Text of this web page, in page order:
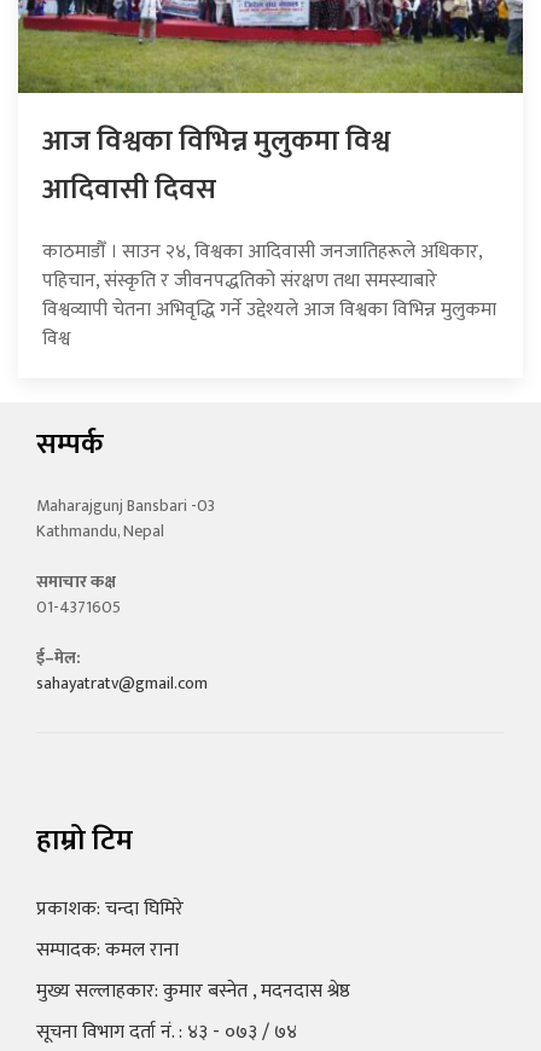
आज विश्वका विभिन्न मुलुकमा विश्व
आदिवासी दिवस
काठमाडौँ । साउन २४, विश्वका आदिवासी जनजातिहरूले अधिकार,
पहिचान, संस्कृति र जीवनपद्धतिको संरक्षण तथा समस्याबारे
विश्वव्यापी चेतना अभिवृद्धि गर्ने उद्देश्यले आज विश्वका विभिन्न मुलुकमा
विश्व
सम्पर्क
Maharajgunj Bansbari -03
Kathmandu, Nepal
समाचार कक्ष
01-4371605
ई–मेल:
sahayatratv@gmail.com
हाम्रो टिम
प्रकाशक: चन्दा घिमिरे
सम्पादक: कमल राना
मुख्य सल्लाहकार: कुमार बस्नेत , मदनदास श्रेष्ठ
सूचना विभाग दर्ता नं. : ४३ - ०७३ / ७४